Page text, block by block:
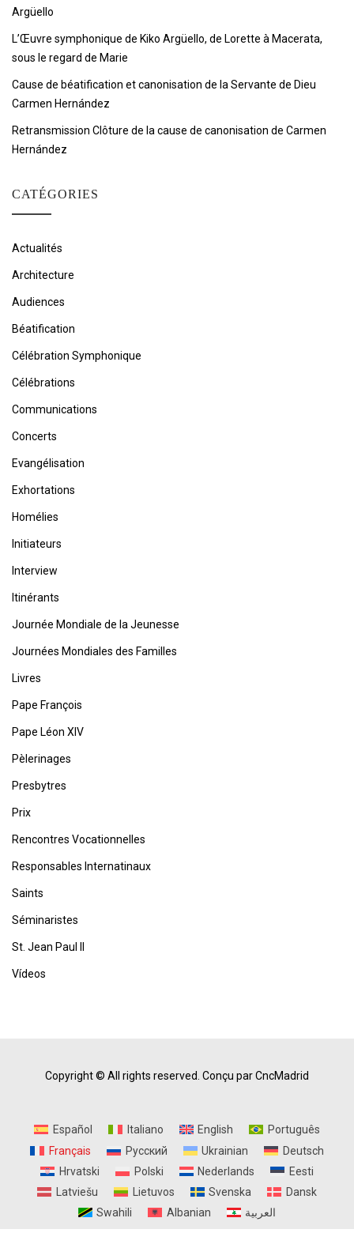
Argüello
L’Œuvre symphonique de Kiko Argüello, de Lorette à Macerata,
sous le regard de Marie
Cause de béatification et canonisation de la Servante de Dieu
Carmen Hernández
Retransmission Clôture de la cause de canonisation de Carmen
Hernández
CATÉGORIES
Actualités
Architecture
Audiences
Béatification
Célébration Symphonique
Célébrations
Communications
Concerts
Evangélisation
Exhortations
Homélies
Initiateurs
Interview
Itinérants
Journée Mondiale de la Jeunesse
Journées Mondiales des Familles
Livres
Pape François
Pape Léon XIV
Pèlerinages
Presbytres
Prix
Rencontres Vocationnelles
Responsables Internatinaux
Saints
Séminaristes
St. Jean Paul II
Vídeos
Copyright © All rights reserved. Conçu par CncMadrid
Español Italiano English
Português
Français
Русский Ukrainian
Deutsch
Hrvatski
Polski Nederlands
Eesti
Latviešu
Lietuvos Svenska
Dansk
Swahili
Albanian العربية